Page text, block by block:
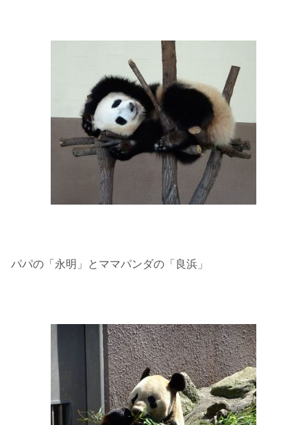
パパの「永明」とママパンダの「良浜」